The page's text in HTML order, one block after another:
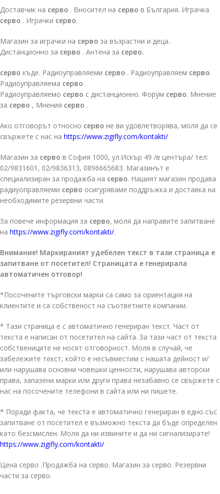
Доставчик на серво . Вносител на серво в България. Играчка
серво . Играчки серво.
Магазин за играчки на серво за възрастни и деца.
Дистанционно за серво . Антена за серво.
серво къде. Радиоуправляеми серво . Радиоуправляем серво.
Радиоуправляема серво .
Радиоуправляемо серво с дистанционно. Форум серво. Мнение
за серво , Мнения серво .
Ако отговорът относно серво не ви удовлетворява, моля да се
свържете с нас на https://www.zigifly.com/kontakti/
Магазин за серво в София 1000, ул.Искър 49 /в центъра/ тел:
02/9831601, 02/9836313, 0896665683. Магазинът е
специализиран за продажба на серво. Нашият магазин продава
радиуоправляеми серво осигуряваме поддръжка и доставка на
необходимите резервни части.
За повече информация за серво, моля да направите запитване
на https://www.zigifly.com/kontakti/.
Внимание! Маркираният удебелен текст в тази страница е
запитване от посетител! Страницата е генерирала
автоматичен отговор!
*Посочените търговски марки са само за ориентация на
клиентите и са собственост на съответните компании.
* Тази страница е с автоматично генериран текст. Част от
текста е написан от посетител на сайта. За тази част от текста
собствениците не носят отговорност. Моля в случай, че
забележите текст, който е несъвместим с нашата дейност и/
или нарушава основни човешки ценности, нарушава авторски
права, запазени марки или други права незабавно се свържете с
нас на посочените телефони в сайта или ни пишете.
* Поради факта, че текста е автоматично генериран в едно със
запитване от посетител е възможно текста да бъде определен
като безсмислен. Моля да ни извините и да ни сигнализирате!
https://www.zigifly.com/kontakti/
Цена серво .Продажба на серво. Магазин за серво. Резервни
части за серво.